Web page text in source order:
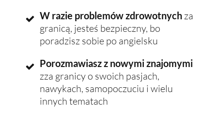
W razie problemów zdrowotnychza
granicą, jesteś bezpieczny, bo
poradzisz sobie po angielsku
Porozmawiasz z nowymi znajomymi
zza granicy o swoich pasjach,
nawykach, samopoczuciu i wielu
innych tematach